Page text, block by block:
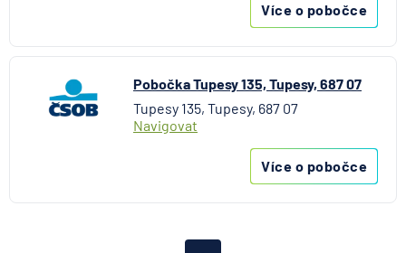
Česká spořitelna - penzijní společnost
Československá obchodní banka
Citibank
COMMERZBANK Aktiengesellschaft
ČSOB Hypoteční banka
D.A.S. právní ochrana, pobočka ERGO Versicherung
Více o pobočce
Pobočka Tupesy 135, Tupesy, 687 07
Tupesy 135, Tupesy, 687 07
Navigovat
Více o pobočce